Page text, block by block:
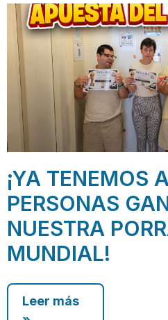
¡YA TENEMOS
PERSONAS
NUESTRA
MUNDIAL!
Leer más